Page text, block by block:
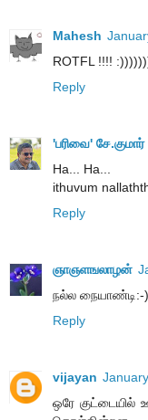
Mahesh
ROTFL !!!!
Reply
'பரிவை' சே.குமார்
Ha... Ha...
ithuvum
Reply
ஞாஞளஙலாழன்
நல்ல நையாண்டி:-)
Reply
vijayan
ஒரே